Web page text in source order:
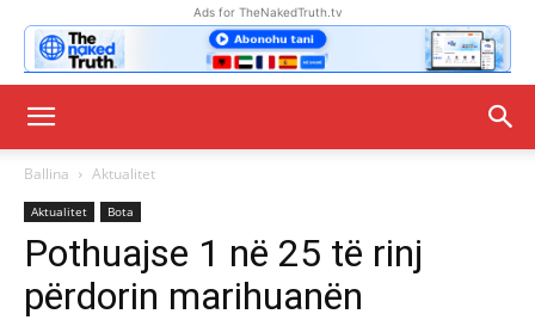
Ads for TheNakedTruth.tv
Ballina Aktualitet
Aktualitet Bota
Pothuajse 1 në 25 të rinj
përdorin marihuanën